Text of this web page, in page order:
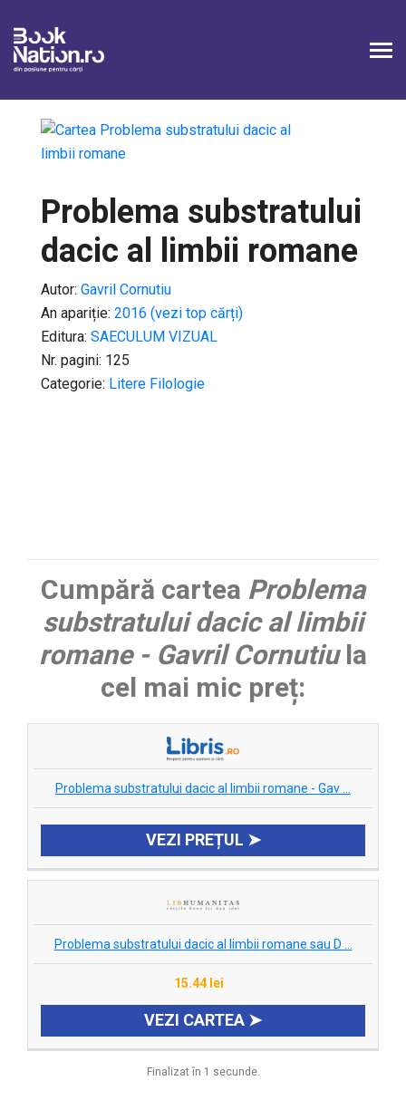
Problema substratului
dacic al limbii romane
Autor: Gavril Cornutiu
An apariție: 2016 (vezi top cărți)
Editura: SAECULUM VIZUAL
Nr. pagini: 125
Categorie: Litere Filologie
Cumpără cartea Problema
substratului dacic al limbii
romane - Gavril Cornutiula
cel mai mic preț:
Problema substratului dacic al limbii romane - Gav ...
VEZI PREȚUL ➤
Problema substratului dacic al limbii romane sau D ...
15.44 lei
VEZI CARTEA ➤
Finalizat în 1 secunde.